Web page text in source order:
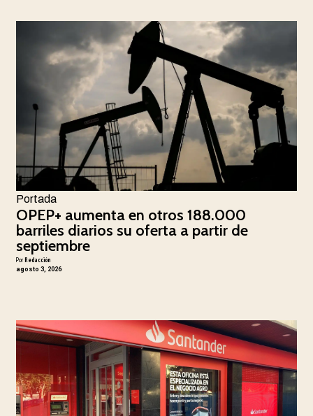
Portada
OPEP+ aumenta en otros 188.000
barriles diarios su oferta a partir de
septiembre
PorRedacción
agosto 3, 2026